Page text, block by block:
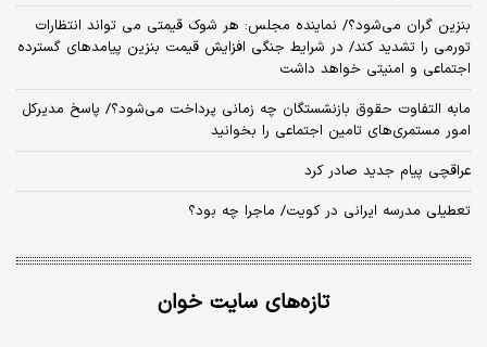
بنزین گران می‌شود؟/ نماینده مجلس: هر شوک قیمتی می تواند انتظارات
تورمی را تشدید کند/ در شرایط جنگی افزایش قیمت بنزین پیامدهای گسترده
اجتماعی و امنیتی خواهد داشت
مابه التفاوت حقوق بازنشستگان چه زمانی پرداخت می‌شود؟/ پاسخ مدیرکل
امور مستمری‌های تامین اجتماعی را بخوانید
عراقچی پیام جدید صادر کرد
تعطیلی مدرسه ایرانی در کویت/ ماجرا چه بود؟
تازه‌های سایت خوان